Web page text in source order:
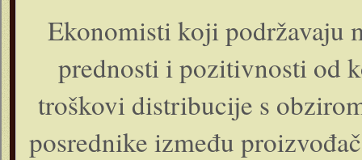
Ekonomisti koji podržavaju
prednosti i pozitivnosti od
troškovi distribucije s
posrednike između